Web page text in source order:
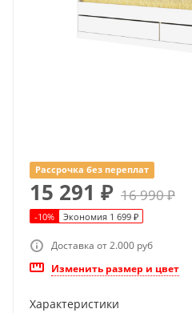
Рассрочка без переплат
15 291 ₽ 16 990₽
-10% Экономия 1 699 ₽
Доставка от 2.000 руб
Изменить размер и цвет
Характеристики